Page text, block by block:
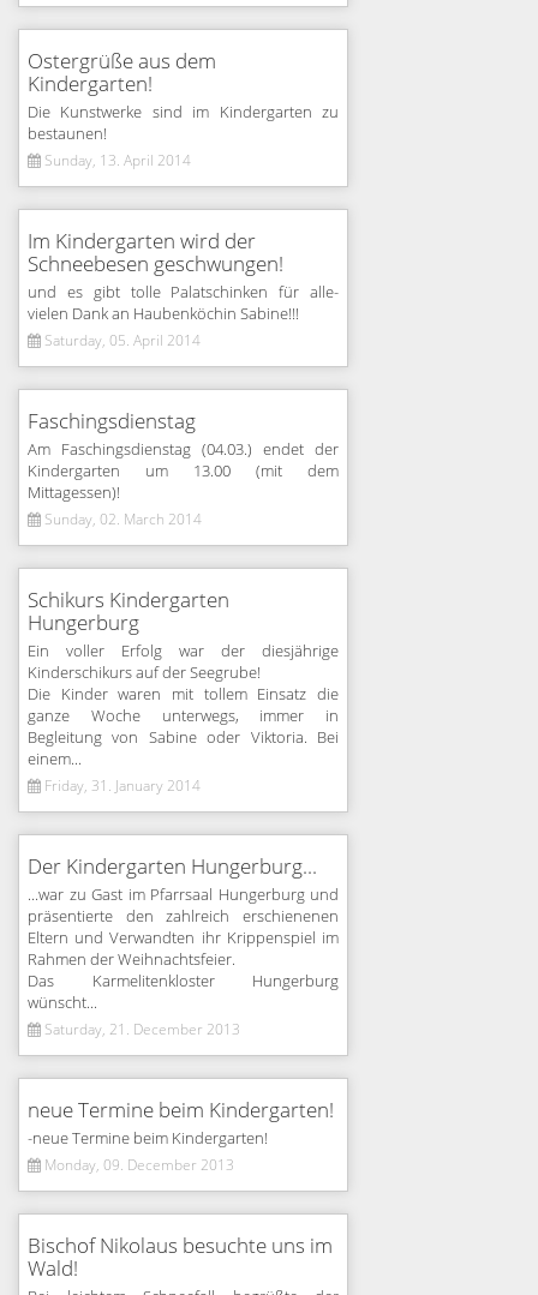
Ostergrüße aus dem
Kindergarten!
Die Kunstwerke sind im Kindergarten zu
bestaunen!
Sunday, 13. April 2014
Im Kindergarten wird der
Schneebesen geschwungen!
und es gibt tolle Palatschinken für alle-
vielen Dank an Haubenköchin Sabine!!!
Saturday, 05. April 2014
Faschingsdienstag
Am Faschingsdienstag (04.03.) endet der
Kindergarten um 13.00 (mit dem
Mittagessen)!
Sunday, 02. March 2014
Schikurs Kindergarten
Hungerburg
Ein voller Erfolg war der diesjährige
Kinderschikurs auf der Seegrube!
Die Kinder waren mit tollem Einsatz die
ganze Woche unterwegs, immer in
Begleitung von Sabine oder Viktoria. Bei
einem...
Friday, 31. January 2014
Der Kindergarten Hungerburg...
...war zu Gast im Pfarrsaal Hungerburg und
präsentierte den zahlreich erschienenen
Eltern und Verwandten ihr Krippenspiel im
Rahmen der Weihnachtsfeier.
Das Karmelitenkloster Hungerburg
wünscht...
Saturday, 21. December 2013
neue Termine beim Kindergarten!
-neue Termine beim Kindergarten!
Monday, 09. December 2013
Bischof Nikolaus besuchte uns im
Wald!